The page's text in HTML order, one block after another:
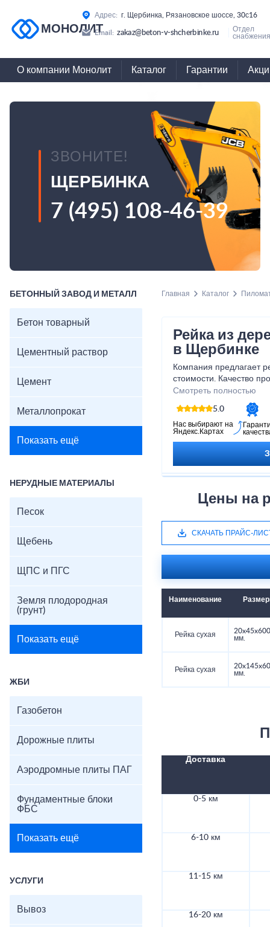
МОНОЛИТ
Адрес: г. Щербинка, Рязановское шоссе, 30с16
Email: zakaz@beton-v-shcherbinke.ru
Отдел
О компании Монолит Каталог Гарантии
ЗВОНИТЕ!
ЩЕРБИНКА
7 (495) 108-46-39
БЕТОННЫЙ ЗАВОД И МЕТАЛЛ
Бетон товарный
Цементный раствор
Цемент
Металлопрокат
Показать ещё
НЕРУДНЫЕ МАТЕРИАЛЫ
Песок
Щебень
ЩПС и ПГС
Земля плодородная
(грунт)
Показать ещё
ЖБИ
Газобетон
Дорожные плиты
Аэродромные плиты ПАГ
Фундаментные блоки
ФБС
Показать ещё
УСЛУГИ
Вывоз
Главная Каталог
Рейка из
в Щербинке
Компания предлагает
стоимости. Качество
приобретения и
гарантированы. На
представлен широкий
Немаловажное место
производным. Особым
Смотреть полностью
5.0
Нас выбирают на
Яндекс.Картах
Цены на
СКАЧАТЬ ПРАЙС-
Наименование
Рейка сухая
мм.
Рейка сухая
мм.
Доставка
0-5 км
6-10 км
11-15 км
16-20 км